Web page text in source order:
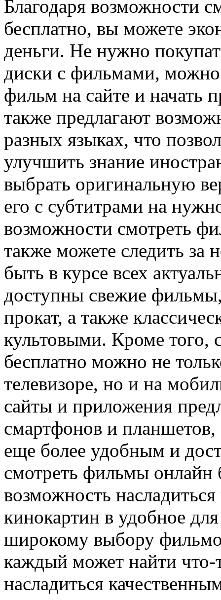
Благодаря возможности
бесплатно, вы можете
деньги. Не нужно
диски с фильмами,
фильм на сайте и начать
также предлагают
разных языках, что
улучшить знание
выбрать оригинальную
его с субтитрами на
возможности смотреть
также можете следить за
быть в курсе всех
доступны свежие
прокат, а также
культовыми. Кроме того,
бесплатно можно не
телевизоре, но и на
сайты и приложения
смартфонов и
еще более удобным и
смотреть фильмы онлайн
возможность
кинокартин в удобное
широкому выбору
каждый может найти что-
насладиться